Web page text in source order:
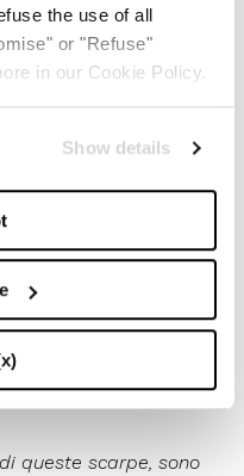
the use of all
or "Refuse"
in our Cookie Policy.
Show details
1 1837 saranno
York City: il Tiffany
Co. di SoHo; poi in
negozi Nike del
queste scarpe, sono